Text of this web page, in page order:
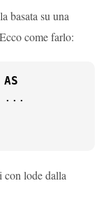
basata su una
come farlo:
AS
con lode dalla